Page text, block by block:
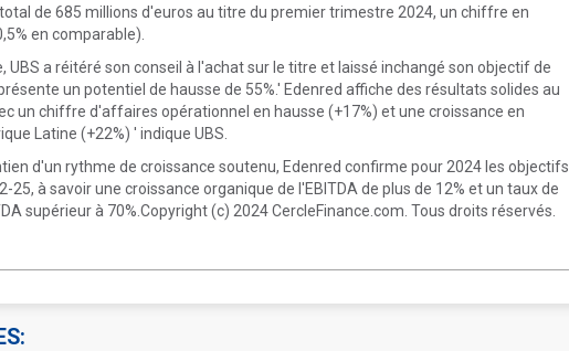
de 685 millions d'euros au titre du premier trimestre 2024, un chiffre en
en comparable).
UBS a réitéré son conseil à l'achat sur le titre et laissé inchangé son objectif de
un potentiel de hausse de 55%.' Edenred affiche des résultats solides au
un chiffre d'affaires opérationnel en hausse (+17%) et une croissance en
Latine (+22%) ' indique UBS.
d'un rythme de croissance soutenu, Edenred confirme pour 2024 les objectifs
25, à savoir une croissance organique de l'EBITDA de plus de 12% et un taux de
supérieur à 70%.Copyright (c) 2024 CercleFinance.com. Tous droits réservés.